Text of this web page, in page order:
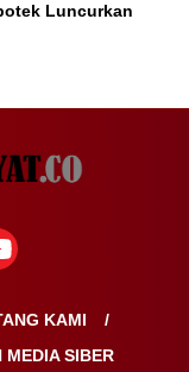
Luncurkan
KAMI
MEDIA SIBER